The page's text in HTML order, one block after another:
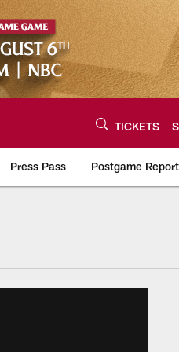
TICKETS
Press Pass Postgame Report